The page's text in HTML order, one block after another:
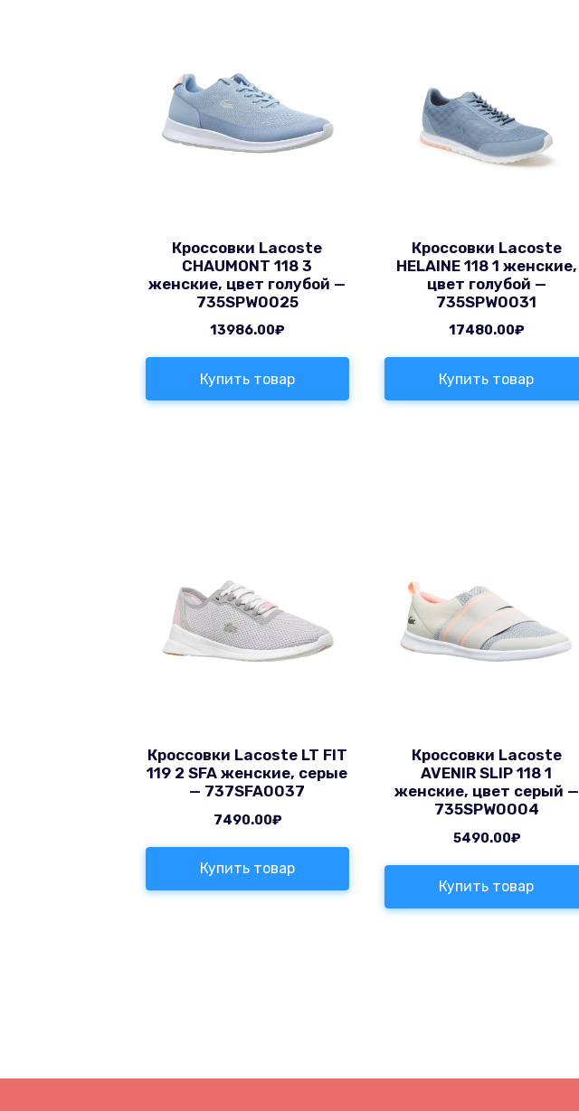
Кроссовки Lacoste
CHAUMONT 118 3
женские, цвет голубой —
735SPW0025
13986.00₽
Купить товар
Кроссовки Lacoste
HELAINE 118 1 женские,
цвет голубой —
735SPW0031
17480.00₽
Купить товар
Кроссовки Lacoste LT FIT
119 2 SFA женские, серые
— 737SFA0037
7490.00₽
Купить товар
Кроссовки Lacoste
AVENIR SLIP 118 1
женские, цвет серый —
735SPW0004
5490.00₽
Купить товар